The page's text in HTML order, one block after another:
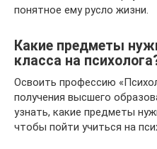
понятное ему русло жизни.
Какие предметы
класса на
Освоить профессию
получения высшего
узнать, какие предметы
чтобы пойти учиться на